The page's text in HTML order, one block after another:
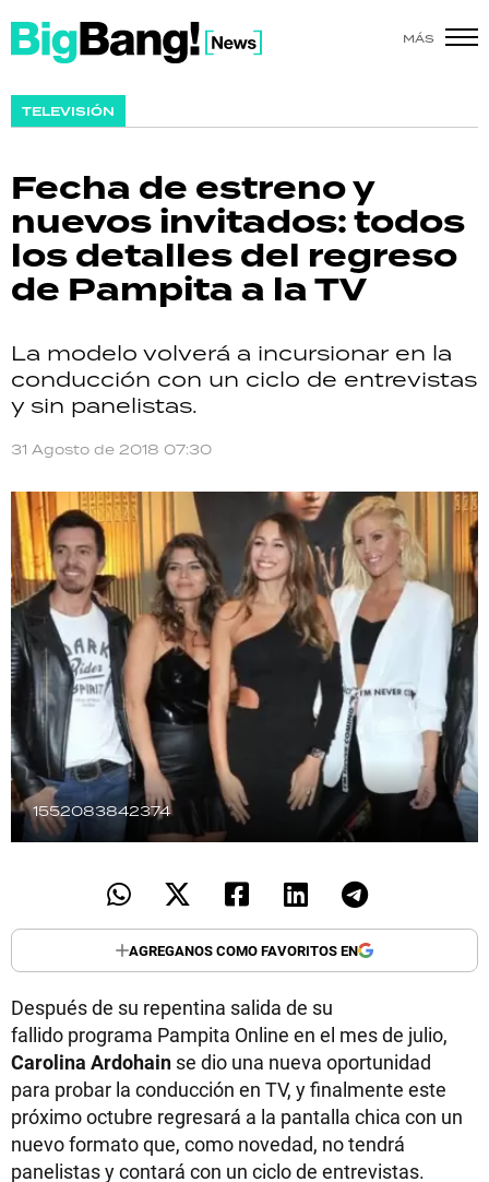
MÁS
TELEVISIÓN
Fecha de estreno y
nuevos invitados: todos
los detalles del regreso
de Pampita a la TV
La modelo volverá a incursionar en la
conducción con un ciclo de entrevistas
y sin panelistas.
31 Agosto de 2018 07:30
1552083842374
AGREGANOS COMO FAVORITOS EN
Después de su repentina salida de su
fallido programa Pampita Online en el mes de julio,
Carolina Ardohain se dio una nueva oportunidad
para probar la conducción en TV, y finalmente este
próximo octubre regresará a la pantalla chica con un
nuevo formato que, como novedad, no tendrá
panelistas y contará con un ciclo de entrevistas.
SHOW
ACTUALIDAD
POLICIALES
ECONOMÍA
GRAN HERMANO
SALUD
DEPORTES
TECNOLOGÍA
RECETAS
PALABRAS
HORÓSCOPO
Seguinos